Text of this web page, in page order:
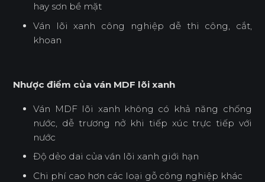
hay sơn bề mặt
Ván lõi xanh công nghiệp dễ thi công, cắt,
khoan
Nhược điểm của ván MDF lõi xanh
Ván MDF lõi xanh không có khả năng chống
nước, dễ trương nở khi tiếp xúc trực tiếp với
nước
Độ dẻo dai của ván lõi xanh giới hạn
Chi phí cao hơn các loại gỗ công nghiệp khác